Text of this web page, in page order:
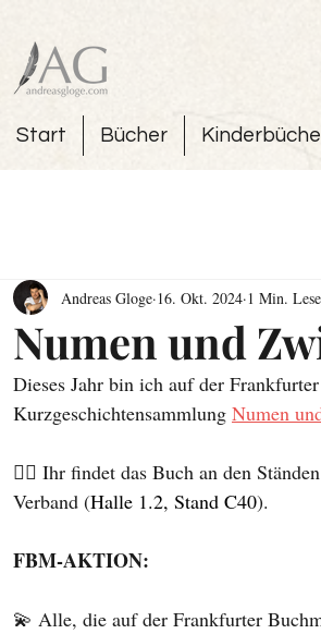
Start Bücher
Numen und
Andreas Gloge 16. Okt. 2024 1 Min.
Dieses Jahr bin ich auf der
Kurzgeschichtensammlung Numen
🕵🏼 Ihr findet das Buch an den
Verband (Halle 1.2, Stand C40).
FBM-AKTION:
💫 Alle, die auf der Frankfurter